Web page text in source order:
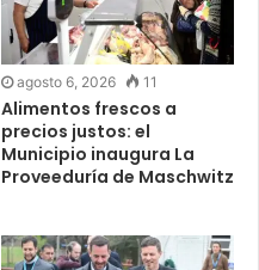
agosto 6, 2026 11
Alimentos frescos a
precios justos: el
Municipio inaugura La
Proveeduría de Maschwitz